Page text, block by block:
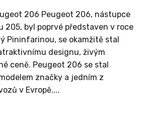
206 Peugeot 206, nástupce
205, byl poprvé představen v roce
Pininfarinou, se okamžitě stal
designu, živým
ceně. Peugeot 206 se stal
značky a jedním z
v Evropě....